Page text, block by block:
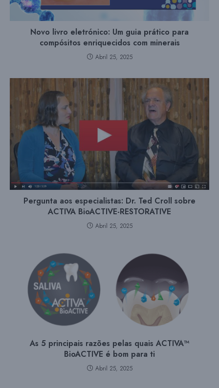
Novo livro eletrónico: Um guia prático para
compósitos enriquecidos com minerais
Abril 25, 2025
Pergunta aos especialistas: Dr. Ted Croll sobre
ACTIVA BioACTIVE-RESTORATIVE
Abril 25, 2025
As 5 principais razões pelas quais ACTIVA™
BioACTIVE é bom para ti
Abril 25, 2025